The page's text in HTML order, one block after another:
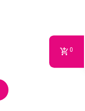
0